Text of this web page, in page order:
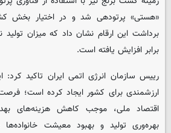
«هستی» پرتودهی شد و در اختیار بخش
برداشت این ارقام نشان داد که میزان
برابر افزایش یافته است.
رییس سازمان انرژی اتمی ایران تاکید
ارزشمندی برای کشور ایجاد کرده است؛
اقتصاد ملی، موجب کاهش هزینه‌های
بهره‌وری تولید و بهبود معیشت